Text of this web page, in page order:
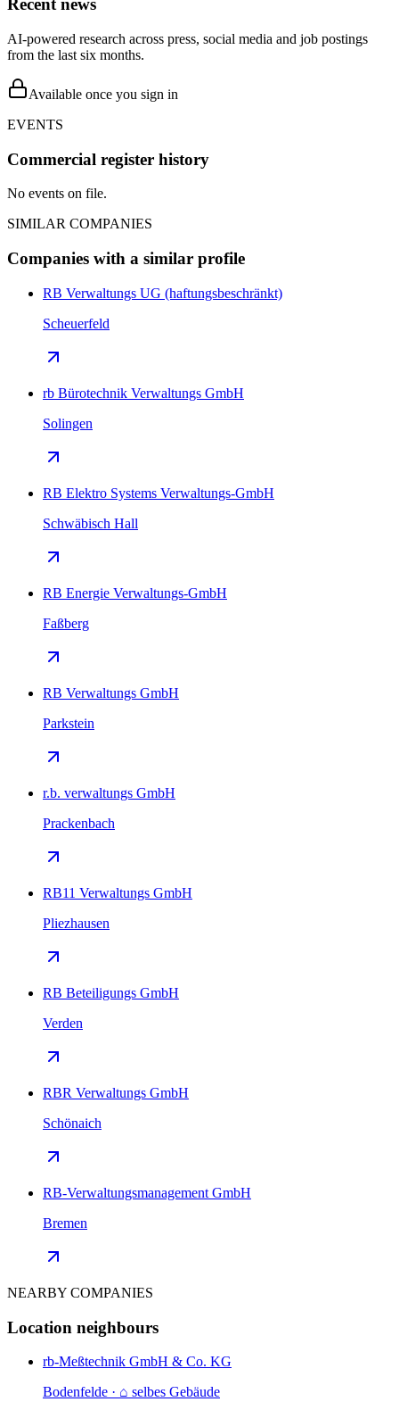
Recent news
AI-powered research across press, social media and job postings
from the last six months.
Available once you sign in
EVENTS
Commercial register history
No events on file.
SIMILAR COMPANIES
Companies with a similar profile
RB Verwaltungs UG (haftungsbeschränkt)
Scheuerfeld
rb Bürotechnik Verwaltungs GmbH
Solingen
RB Elektro Systems Verwaltungs-GmbH
Schwäbisch Hall
RB Energie Verwaltungs-GmbH
Faßberg
RB Verwaltungs GmbH
Parkstein
r.b. verwaltungs GmbH
Prackenbach
RB11 Verwaltungs GmbH
Pliezhausen
RB Beteiligungs GmbH
Verden
RBR Verwaltungs GmbH
Schönaich
RB-Verwaltungsmanagement GmbH
Bremen
NEARBY COMPANIES
Location neighbours
rb-Meßtechnik GmbH & Co. KG
Bodenfelde · ⌂ selbes Gebäude